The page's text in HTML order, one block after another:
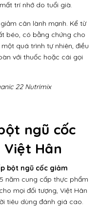
trí nhớ do tuổi già.
cân lành mạnh. Kể từ
béo, có bằng chứng cho
quá trình tự nhiên, điều
với thuốc hoặc cái gọi
22 Nutrimix
ngũ cốc
Hân
bột ngũ cốc giảm
năm cung cấp thực phẩm
mọi đối tượng, Việt Hân
tiêu dùng đánh giá cao.